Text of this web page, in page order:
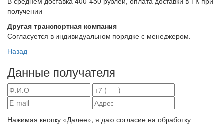
получении
Другая транспортная компания
Согласуется в индивидуальном порядке с менеджером.
Назад
Данные получателя
Нажимая кнопку «Далее», я даю согласие на обработку